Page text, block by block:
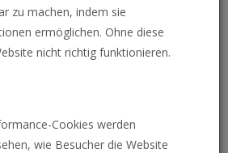
ansehen
zu machen, indem sie
ermöglichen. Ohne diese
nicht richtig funktionieren.
Cookies werden
wie Besucher die Website